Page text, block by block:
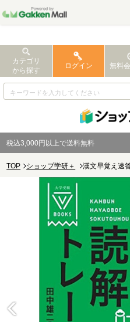
カテゴリ
から探す
ログイン 無料
税込3,000円以上で送料無料
TOP ショップ学研＋ 漢文早覚え速